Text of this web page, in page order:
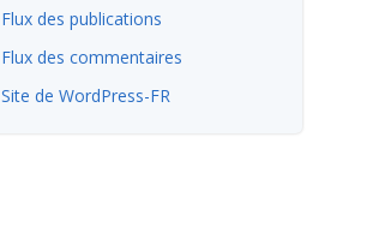
Flux des publications
Flux des commentaires
Site de WordPress-FR